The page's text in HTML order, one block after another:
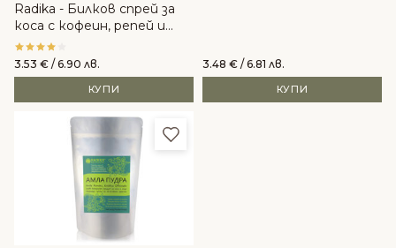
Radika - Билков спрей за
коса с кофеин, репей и
хинин при косопад
3.53 € / 6.90 лв.
КУПИ
3.48 € / 6.81 лв.
КУПИ
Добави в любими